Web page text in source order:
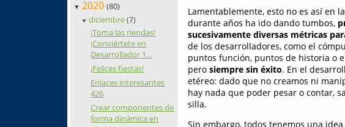
▼ 2020 (80)
▼ diciembre(7)
¡Toma las riendas!
¡Conviértete en
Desarrollador 1...
¡Felices fiestas!
Enlaces interesantes
426
Crear componentes de
forma dinámica en
Lamentablemente, esto no es así en
durante años ha ido dando tumbos,
sucesivamente diversas métricas
de los desarrolladores, como el
puntos función, puntos de historia o
pero siempre sin éxito. En el
etéreo: dado que no creamos ni
hay nada que poder pesar o contar,
silla.
Sin embargo, todos tenemos una